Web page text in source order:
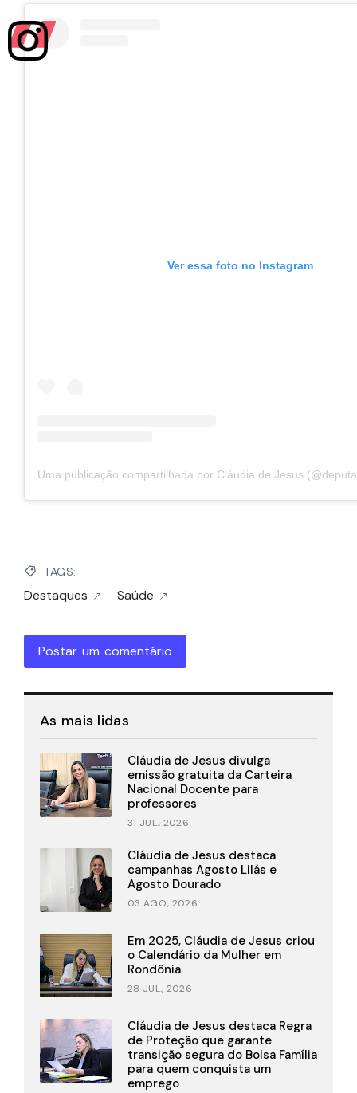
Ver essa foto no Instagram
TAGS:
Destaques Saúde
Postar um comentário
As mais lidas
Cláudia de Jesus divulga
emissão gratuita da Carteira
Nacional Docente para
professores
31 JUL., 2026
Cláudia de Jesus destaca
campanhas Agosto Lilás e
Agosto Dourado
03 AGO., 2026
Em 2025, Cláudia de Jesus criou
o Calendário da Mulher em
Rondônia
28 JUL., 2026
Cláudia de Jesus destaca Regra
de Proteção que garante
transição segura do Bolsa Família
para quem conquista um
emprego